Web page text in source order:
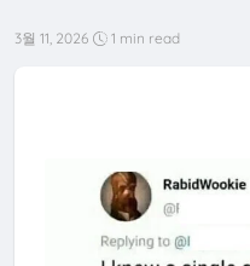
3월 11, 2026 1 min read